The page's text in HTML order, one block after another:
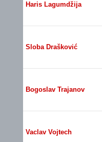
Haris Lagumdžija
Sloba Drašković
Bogoslav Trajanov
Vaclav Vojtech